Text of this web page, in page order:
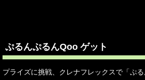
ぷるんぷるんQoo ゲット
プライズに挑戦、クレナフレックスで「ぷる